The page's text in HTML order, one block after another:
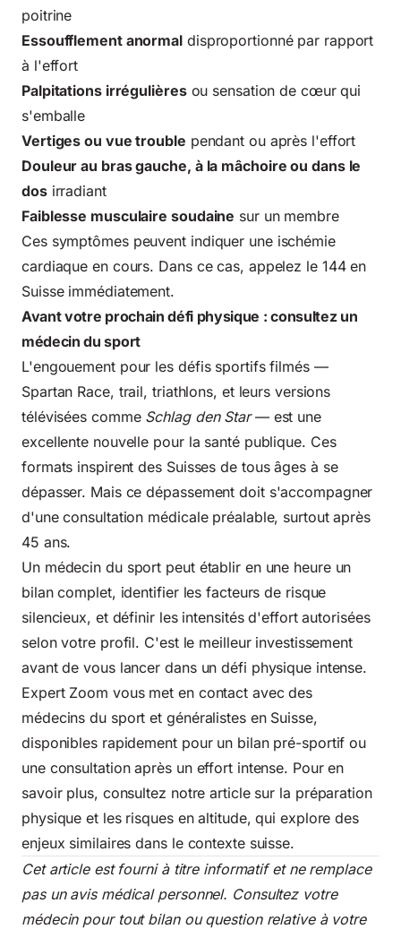
poitrine
Essoufflement anormaldisproportionné par rapport
à l'effort
Palpitations irrégulièresou sensation de cœur qui
s'emballe
Vertiges ou vue trouble pendant ou après l'effort
Douleur au bras gauche, à la mâchoire ou dans le
dosirradiant
Faiblesse musculaire soudaine sur un membre
Ces symptômes peuvent indiquer une ischémie
cardiaque en cours. Dans ce cas, appelez le 144 en
Suisse immédiatement.
Avant votre prochain défi physique : consultez un
médecin du sport
L'engouement pour les défis sportifs filmés —
Spartan Race, trail, triathlons, et leurs versions
télévisées comme Schlag den Star— est une
excellente nouvelle pour la santé publique. Ces
formats inspirent des Suisses de tous âges à se
dépasser. Mais ce dépassement doit s'accompagner
d'une consultation médicale préalable, surtout après
45 ans.
Un médecin du sport peut établir en une heure un
bilan complet, identifier les facteurs de risque
silencieux, et définir les intensités d'effort autorisées
selon votre profil. C'est le meilleur investissement
avant de vous lancer dans un défi physique intense.
Expert Zoom vous met en contact avec des
médecins du sport et généralistes en Suisse,
disponibles rapidement pour un bilan pré-sportif ou
une consultation après un effort intense. Pour en
savoir plus, consultez notre article sur la préparation
physique et les risques en altitude, qui explore des
enjeux similaires dans le contexte suisse.
Cet article est fourni à titre informatif et ne remplace
pas un avis médical personnel. Consultez votre
médecin pour tout bilan ou question relative à votre